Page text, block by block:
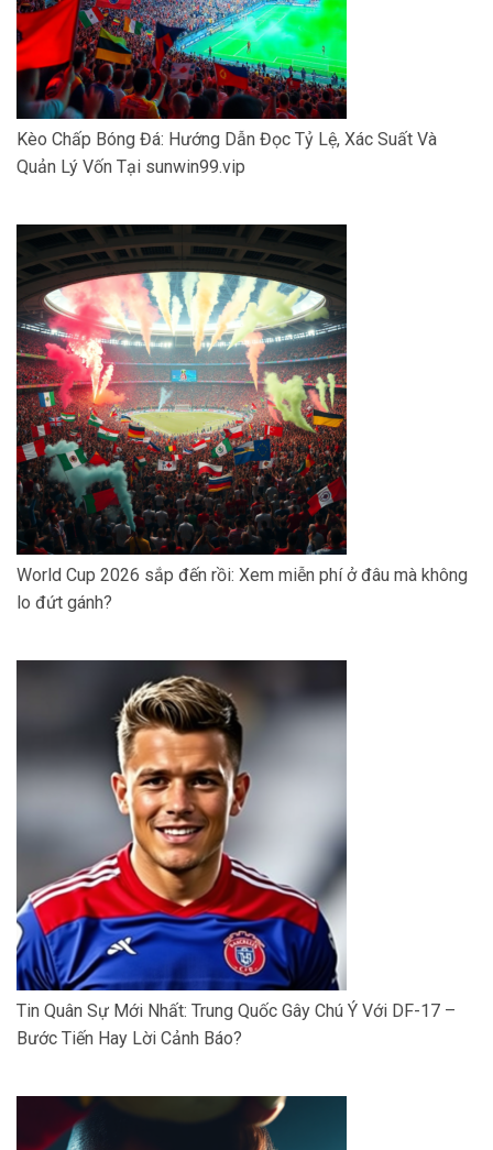
Kèo Chấp Bóng Đá: Hướng Dẫn Đọc Tỷ Lệ, Xác Suất Và
Quản Lý Vốn Tại sunwin99.vip
World Cup 2026 sắp đến rồi: Xem miễn phí ở đâu mà không
lo đứt gánh?
Tin Quân Sự Mới Nhất: Trung Quốc Gây Chú Ý Với DF-17 –
Bước Tiến Hay Lời Cảnh Báo?